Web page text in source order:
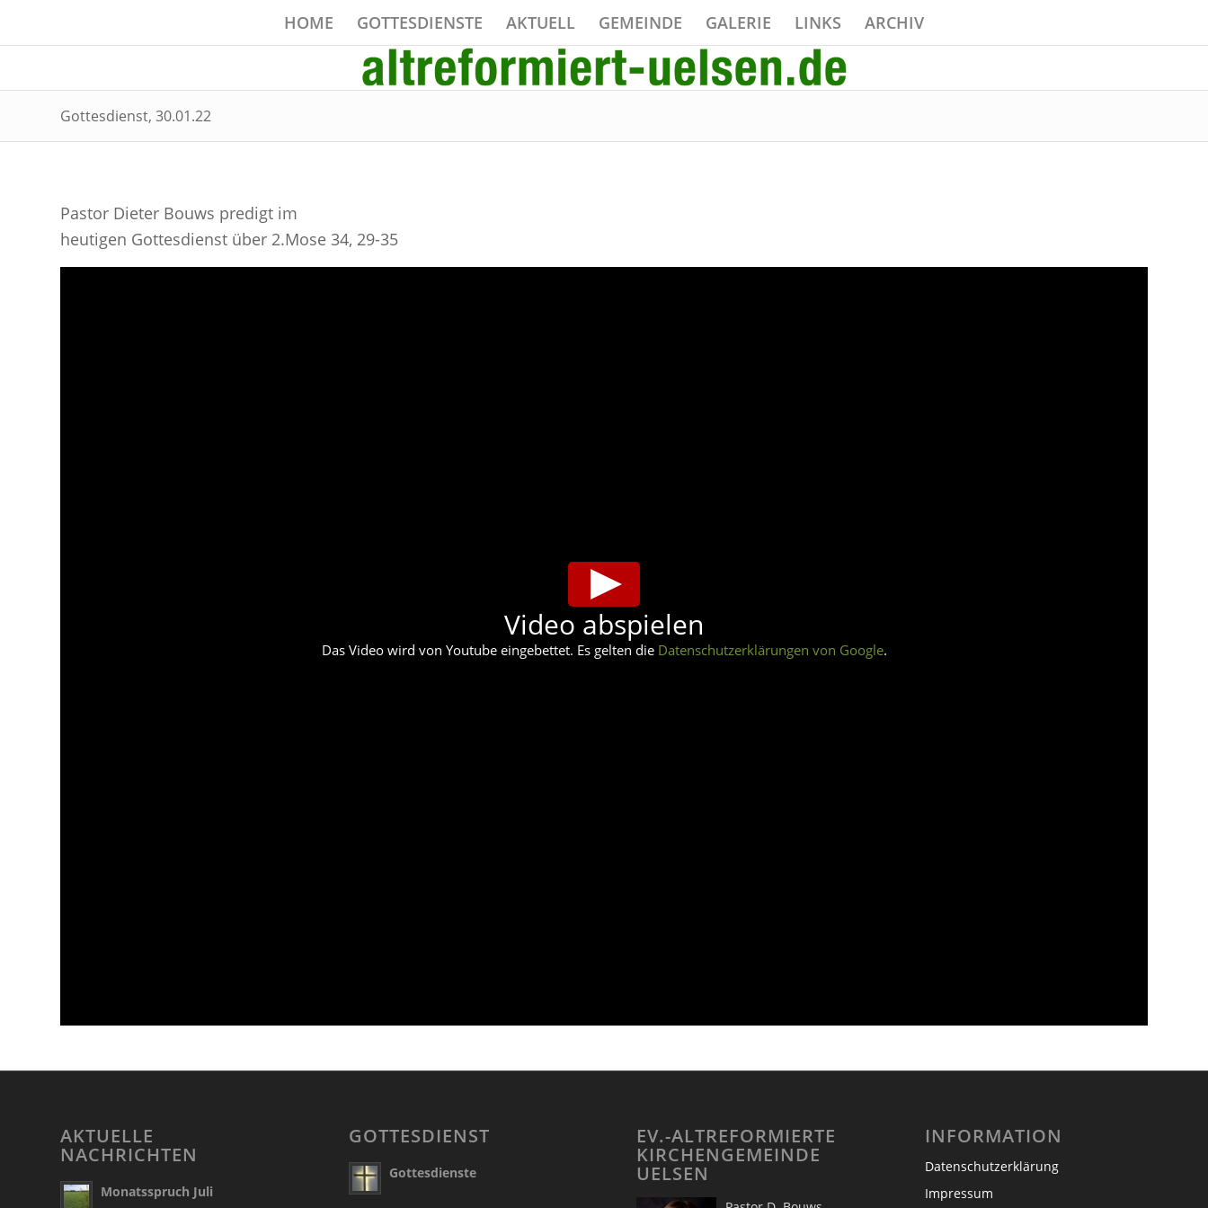
HOME GOTTESDIENSTE AKTUELL GEMEINDE GALERIE LINKS ARCHIV
Gottesdienst, 30.01.22
Pastor Dieter Bouws predigt im
heutigen Gottesdienst über 2.Mose 34, 29-35
Video abspielen
Das Video wird von Youtube eingebettet. Es gelten die Datenschutzerklärungen von Google.
AKTUELLE
NACHRICHTEN
Monatsspruch Juli
GOTTESDIENST
Gottesdienste
EV.-ALTREFORMIERTE
KIRCHENGEMEINDE
UELSEN
INFORMATION
Datenschutzerklärung
Impressum